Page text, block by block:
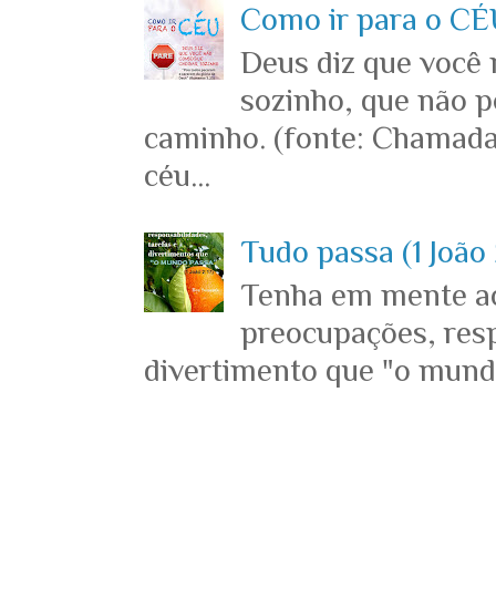
Como ir para o
Deus diz que você
sozinho, que não
caminho. (fonte:
céu...
Tudo passa (1 João
Tenha em mente
preocupações,
divertimento que "o